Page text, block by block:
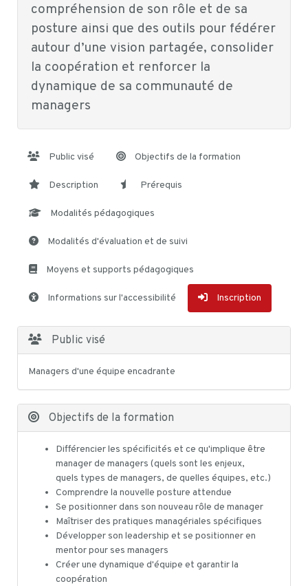
compréhension de son rôle et de sa
posture ainsi que des outils pour fédérer
autour d’une vision partagée, consolider
la coopération et renforcer la
dynamique de sa communauté de
managers
Public visé Objectifs de la formation
Description Prérequis
Modalités pédagogiques
Modalités d'évaluation et de suivi
Moyens et supports pédagogiques
Informations sur l'accessibilité Inscription
Public visé
Managers d'une équipe encadrante
Objectifs de la formation
Différencier les spécificités et ce qu'implique être
manager de managers (quels sont les enjeux,
quels types de managers, de quelles équipes, etc.)
Comprendre la nouvelle posture attendue
Se positionner dans son nouveau rôle de manager
Maîtriser des pratiques managériales spécifiques
Développer son leadership et se positionner en
mentor pour ses managers
Créer une dynamique d'équipe et garantir la
coopération